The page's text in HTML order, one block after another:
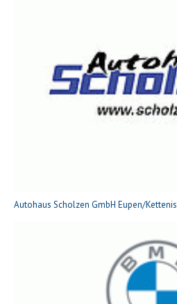
Autohaus Scholzen GmbH Eupen/Kettenis